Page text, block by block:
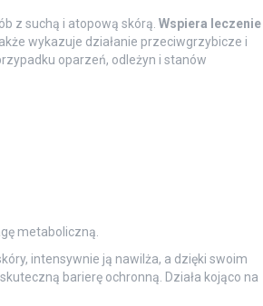
z suchą i atopową skórą. Wspiera leczenie
wykazuje działanie przeciwgrzybicze i
oparzeń, odleżyn i stanów
metaboliczną.
intensywnie ją nawilża, a dzięki swoim
barierę ochronną. Działa kojąco na